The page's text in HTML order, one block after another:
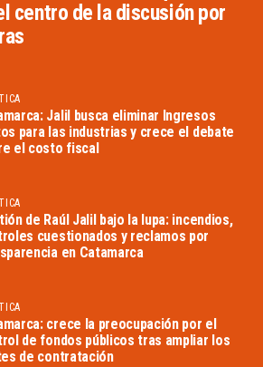
centro de la discusión por
Jalil busca eliminar Ingresos
para las industrias y crece el debate
el costo fiscal
de Raúl Jalil bajo la lupa: incendios,
cuestionados y reclamos por
en Catamarca
crece la preocupación por el
de fondos públicos tras ampliar los
de contratación